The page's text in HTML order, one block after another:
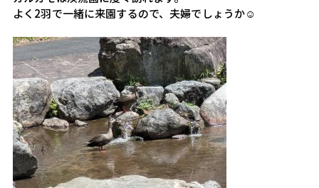
よく2羽で一緒に来園するので、夫婦でしょうか☺️